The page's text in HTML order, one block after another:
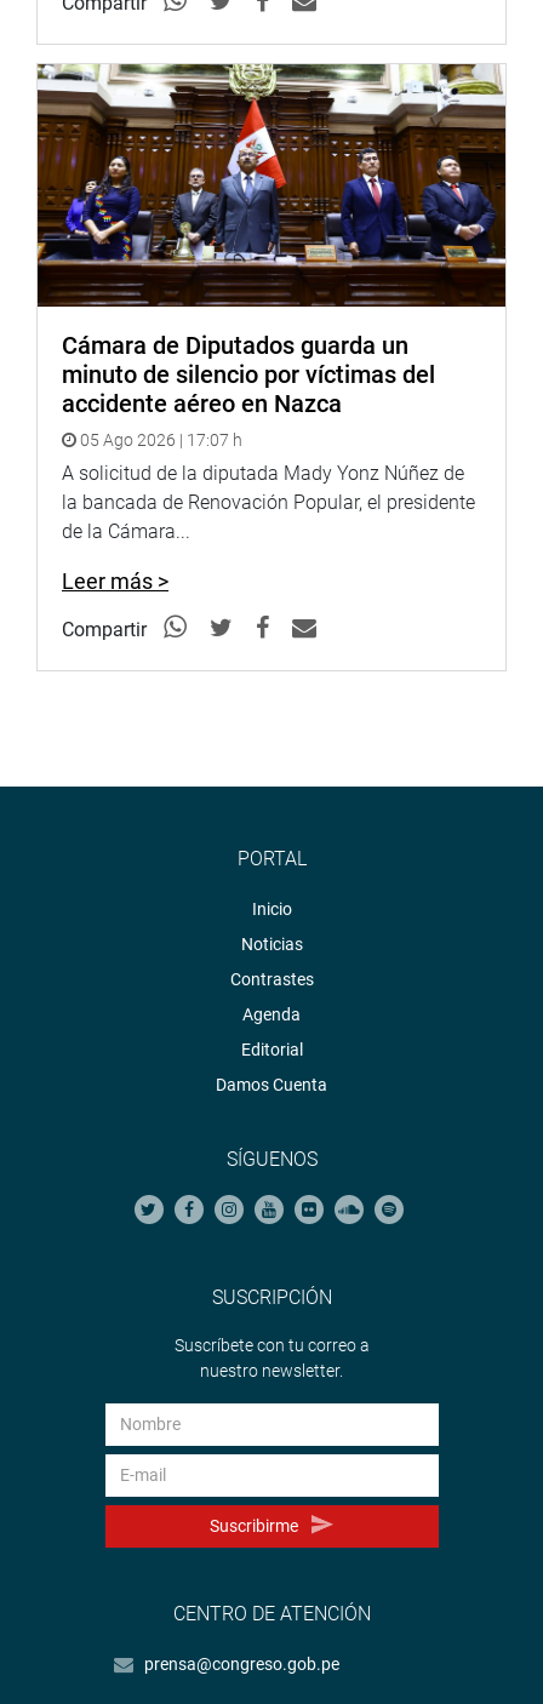
Cámara de Diputados guarda un
minuto de silencio por víctimas del
accidente aéreo en Nazca
05 Ago 2026 | 17:07 h
A solicitud de la diputada Mady Yonz Núñez de
la bancada de Renovación Popular, el presidente
de la Cámara...
Leer más >
Compartir
PORTAL
Inicio
Noticias
Contrastes
Agenda
Editorial
Damos Cuenta
SÍGUENOS
SUSCRIPCIÓN
Suscríbete con tu correo a
nuestro newsletter.
Suscribirme
CENTRO DE ATENCIÓN
prensa@congreso.gob.pe